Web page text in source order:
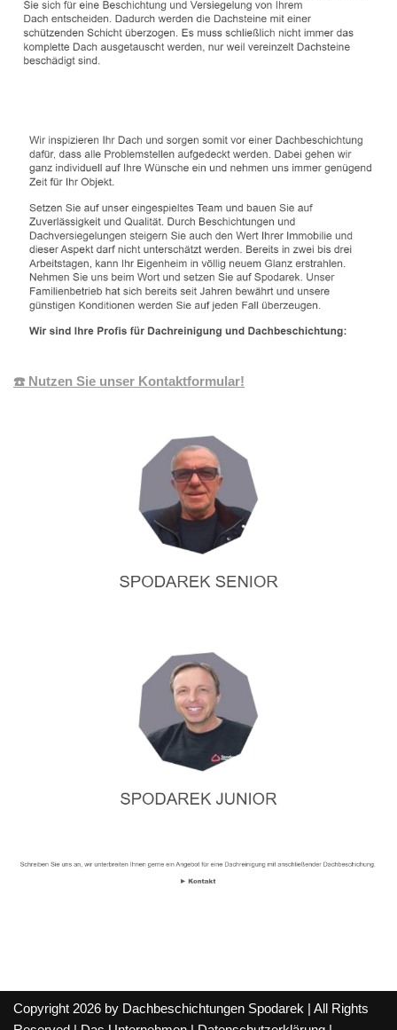
☎️ Nutzen Sie unser Kontaktformular!
Copyright 2026 by Dachbeschichtungen Spodarek | All Rights